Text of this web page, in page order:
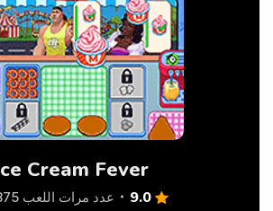
Cream Fever
9.0 عدد مرات اللعب 32,875